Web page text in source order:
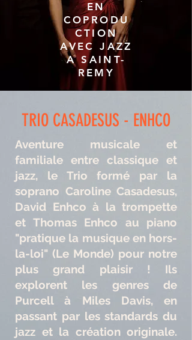
EN
COPRODU
CTION
AVEC JAZZ
A SAINT-
REMY
TRIO CASADESUS - ENHCO
Aventure musicale et
familiale entre classique et
jazz, le Trio formé par la
soprano Caroline Casadesus,
David Enhco à la trompette
et Thomas Enhco au piano
"pratique la musique en hors-
la-loi" (Le Monde) pour notre
plus grand plaisir ! Ils
explorent les genres de
Purcell à Miles Davis, en
passant par les standards du
jazz et la création originale.